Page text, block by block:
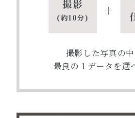
撮影
(約10分)
＋
撮影した写真の
最良の１データを選